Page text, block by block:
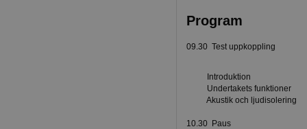
Program
09.30 Test uppkoppling
Introduktion
Undertakets funktioner
Akustik och ljudisolering
10.30 Paus